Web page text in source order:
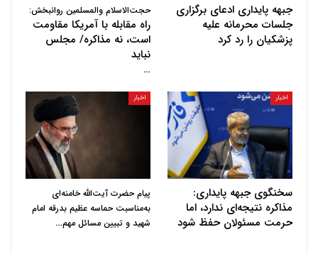
جبهه پایداری ادعای برگزاری
جلسات محرمانه علیه
پزشکیان را رد کرد
حجت‌الاسلام والمسلمین روانبخش:
راه مقابله با آمریکا مقاومت
است، نه مذاکره/ مجلس
نباید
…
اخبار
سخنگوی جبهه پایداری:
مذاکره نتیجه‌ای ندارد، اما
حرمت مسئولان حفظ شود
اخبار
پیام حضرت آیت‌الله خامنه‌ای
به‌مناسبت حماسه عظیم بدرقه امام
شهید و تبیین مسائل مهم…